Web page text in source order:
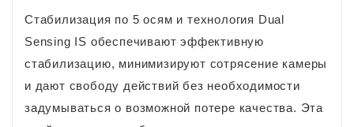
Стабилизация по 5 осям и технология Dual
Sensing IS обеспечивают эффективную
стабилизацию, минимизируют сотрясение камеры
и дают свободу действий без необходимости
задумываться о возможной потере качества. Эта